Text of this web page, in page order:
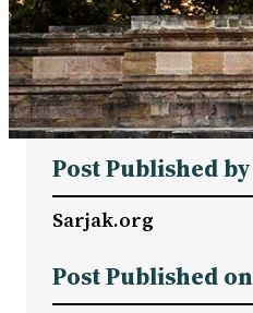
Post Published by
Sarjak.org
Post Published on